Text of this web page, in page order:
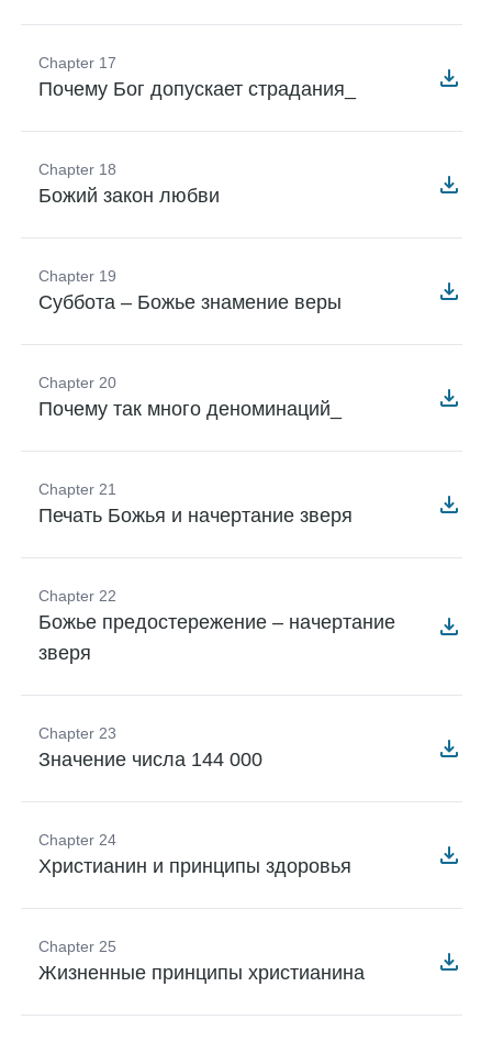
Chapter 17
Почему Бог допускает страдания_
Chapter 18
Божий закон любви
Chapter 19
Суббота – Божье знамение веры
Chapter 20
Почему так много деноминаций_
Chapter 21
Печать Божья и начертание зверя
Chapter 22
Божье предостережение – начертание
зверя
Chapter 23
Значение числа 144 000
Chapter 24
Христианин и принципы здоровья
Chapter 25
Жизненные принципы христианина